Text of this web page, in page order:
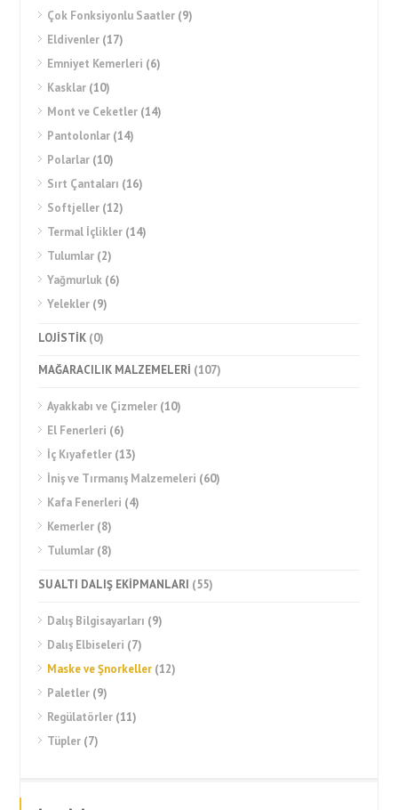
Çok Fonksiyonlu Saatler (9)
Eldivenler (17)
Emniyet Kemerleri (6)
Kasklar (10)
Mont ve Ceketler (14)
Pantolonlar (14)
Polarlar (10)
Sırt Çantaları (16)
Softjeller (12)
Termal İçlikler (14)
Tulumlar (2)
Yağmurluk (6)
Yelekler (9)
LOJİSTİK (0)
MAĞARACILIK MALZEMELERİ (107)
Ayakkabı ve Çizmeler (10)
El Fenerleri (6)
İç Kıyafetler (13)
İniş ve Tırmanış Malzemeleri (60)
Kafa Fenerleri (4)
Kemerler (8)
Tulumlar (8)
SU ALTI DALIŞ EKİPMANLARI (55)
Dalış Bilgisayarları (9)
Dalış Elbiseleri (7)
Maske ve Şnorkeller (12)
Paletler (9)
Regülatörler (11)
Tüpler (7)